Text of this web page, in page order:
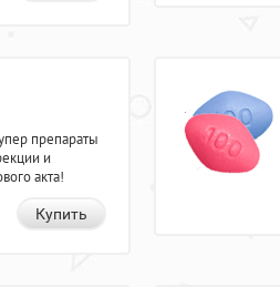
препараты
и
акта!
Купить